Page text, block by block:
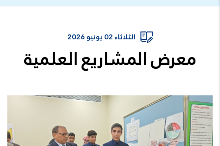
الثلاثاء 02 يونيو 2026
معرض المشاريع العلمية